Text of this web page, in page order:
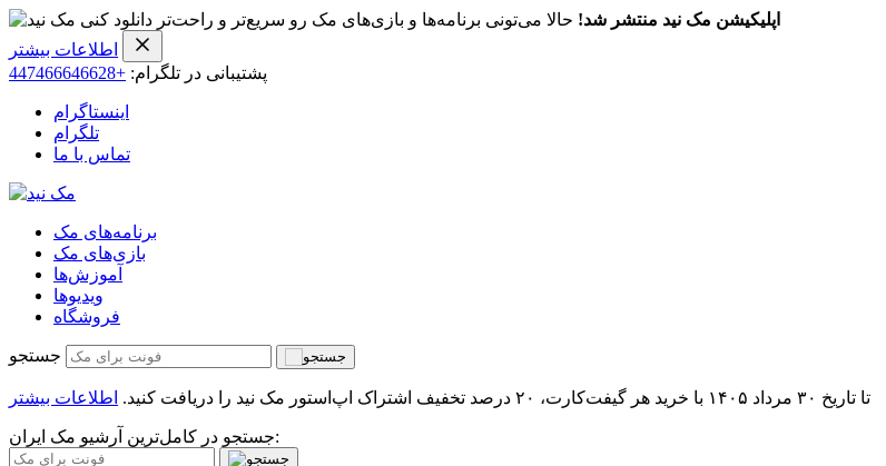
اپلیکیشن مک نید منتشر شد! حالا می‌تونی برنامه‌ها و بازی‌های مک رو سریع‌تر و راحت‌تر دانلود کنی
اطلاعات بیشتر
پشتیبانی در تلگرام: +447466646628
اینستاگرام
تلگرام
تماس با ما
برنامه‌های مک
بازی‌های مک
آموزش‌ها
ویدیو‌ها
فروشگاه
جستجو
تا تاریخ ۳۰ مرداد ۱۴۰۵ با خرید هر گیفت‌کارت، ۲۰ درصد تخفیف اشتراک اپ‌استور مک نید را دریافت کنید. اطلاعات بیشتر
جستجو در کامل‌ترین آرشیو مک ایران: